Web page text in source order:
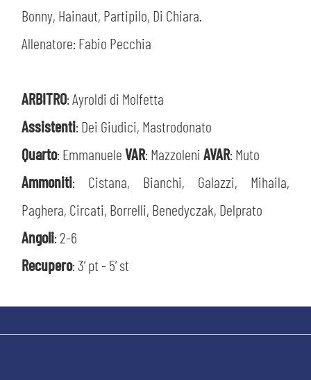
Bonny, Hainaut, Partipilo, Di Chiara.
Allenatore: Fabio Pecchia
ARBITRO: Ayroldi di Molfetta
Assistenti: Dei Giudici, Mastrodonato
Quarto: EmmanueleVAR: MazzoleniAVAR: Muto
Ammoniti: Cistana, Bianchi, Galazzi, Mihaila,
Paghera, Circati, Borrelli, Benedyczak, Delprato
Angoli: 2-6
Recupero: 3’ pt - 5’ st